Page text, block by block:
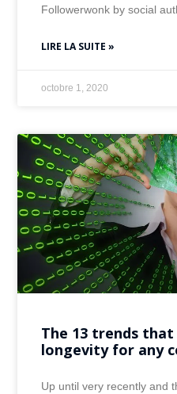
Followerwonk by social
LIRE LA SUITE »
octobre 1, 2020
The 13 trends
longevity for any
Up until very recently and